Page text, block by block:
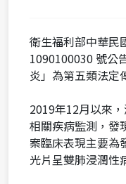
衛生福利部中華民
1090100030 號公
炎」為第五類法定
2019年12月以來
相關疾病監測，發
案臨床表現主要為
光片呈雙肺浸潤性